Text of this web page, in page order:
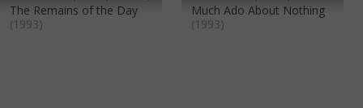
The Remains of the Day
(1993)
Much Ado About Nothing
(1993)